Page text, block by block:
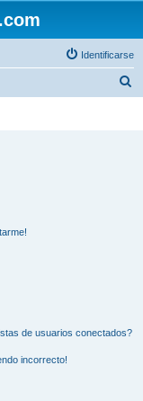
Identificarse
de usuarios conectados?
incorrecto!